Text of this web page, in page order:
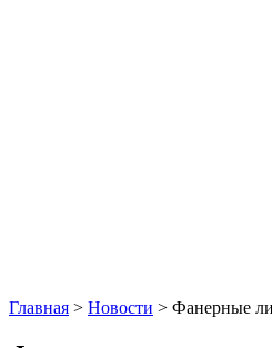
Главная > Новости > Фанерные